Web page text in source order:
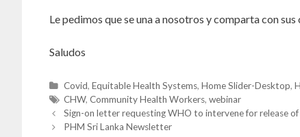
Le pedimos que se una a nosotros y comparta con sus
Saludos
C
a
t
e
Covid,Equitable Health Systems,Home Slider-Desktop,
T
a
g
CHW,Community Health Workers,webinar
P
s
Sign-on letter requesting WHO to intervene for release
PHM Sri Lanka Newsletter